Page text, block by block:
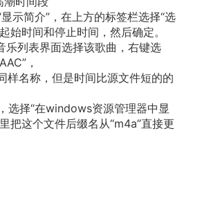
示简介”，在上方的标签栏选择“选
始时间和停止时间，然后确定。
乐列表界面选择该歌曲，右键选
，
样名称，但是时间比源文件短的的
选择“在windows资源管理器中显
把这个文件后缀名从“m4a”直接更